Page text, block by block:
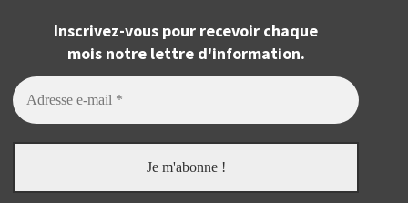
Inscrivez-vous pour recevoir chaque
mois notre lettre d'information.